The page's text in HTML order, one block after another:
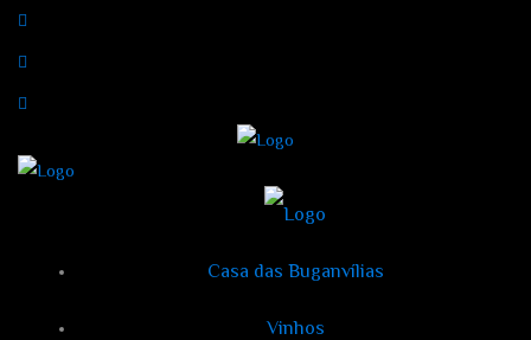
Casa das Buganvílias
Vinhos